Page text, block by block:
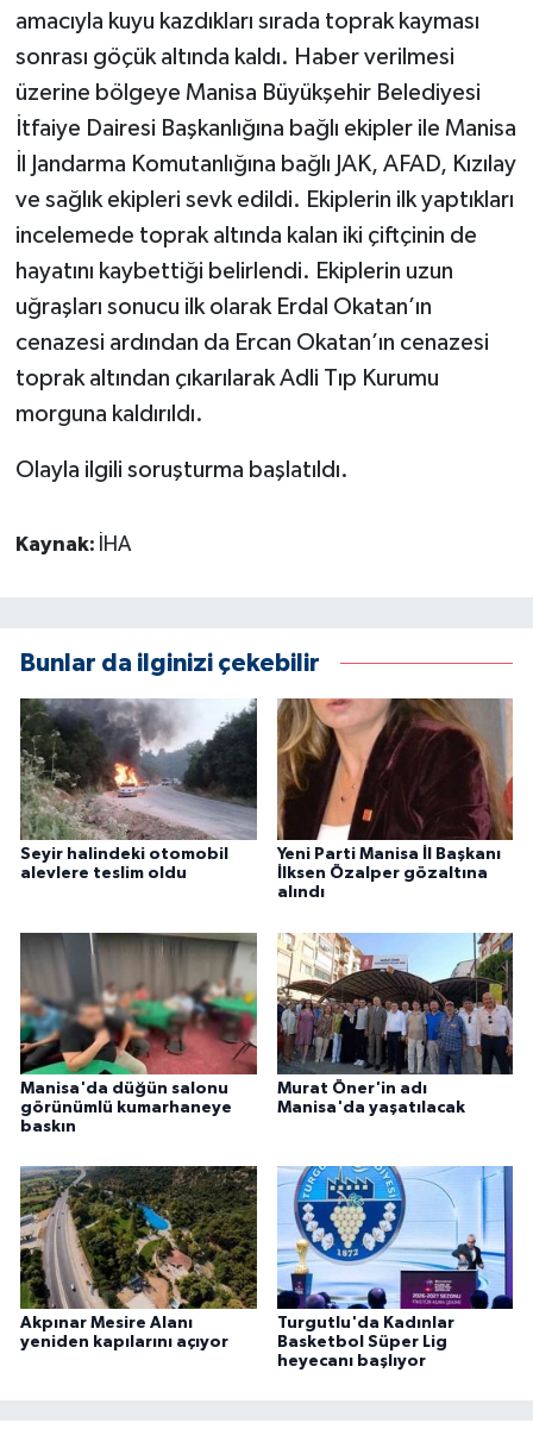
amacıyla kuyu kazdıkları sırada toprak kayması
sonrası göçük altında kaldı. Haber verilmesi
üzerine bölgeye Manisa Büyükşehir Belediyesi
İtfaiye Dairesi Başkanlığına bağlı ekipler ile Manisa
İl Jandarma Komutanlığına bağlı JAK, AFAD, Kızılay
ve sağlık ekipleri sevk edildi. Ekiplerin ilk yaptıkları
incelemede toprak altında kalan iki çiftçinin de
hayatını kaybettiği belirlendi. Ekiplerin uzun
uğraşları sonucu ilk olarak Erdal Okatan’ın
cenazesi ardından da Ercan Okatan’ın cenazesi
toprak altından çıkarılarak Adli Tıp Kurumu
morguna kaldırıldı.
Olayla ilgili soruşturma başlatıldı.
Kaynak: İHA
Bunlar da ilginizi çekebilir
Seyir halindeki otomobil
alevlere teslim oldu
Yeni Parti Manisa İl Başkanı
İlksen Özalper gözaltına
alındı
Manisa'da düğün salonu
görünümlü kumarhaneye
baskın
Murat Öner'in adı
Manisa'da yaşatılacak
Akpınar Mesire Alanı
yeniden kapılarını açıyor
Turgutlu'da Kadınlar
Basketbol Süper Lig
heyecanı başlıyor